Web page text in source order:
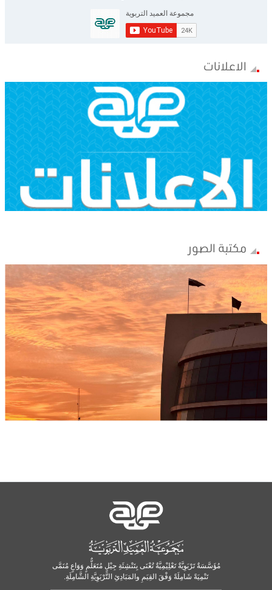
الاعلانات
مكتبة الصور
مُؤَسَّسَةٌ تَرْبَوِيَّةٌ تَعْلِيْمِيَّةٌ تُعْنَى بِتَنْشِئَةِ جِيْلٍ مُتَعَلٌّمٍ وَوَاعٍ مُنَمَّى
تَنْمِيَةً شَامِلَةً وَفْقَ القِيَمِ والمَبَادِئِ التَّرْبَوِيَّةِ الشَّامِلَةِ.